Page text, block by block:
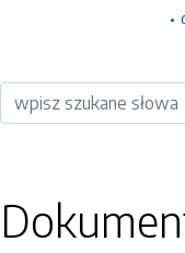
Wyszukiwarka